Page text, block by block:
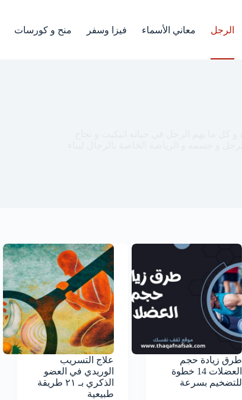
الرجل معاني الأسماء فيزا وسفر منح و كورسات
طرق زيادة حجم
العضلات 14 خطوة
للتضخيم بسرعة
علاج التسريب
الوريدي في العضو
الذكري بـ ٢١ طريقة
طبيعية